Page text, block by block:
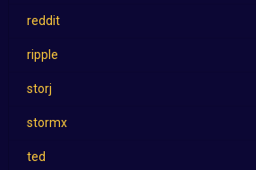
reddit
ripple
storj
stormx
ted